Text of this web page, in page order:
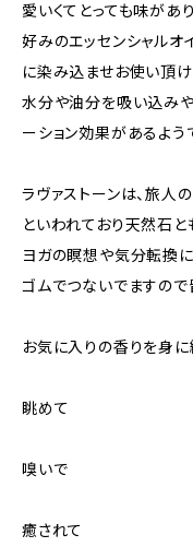
愛いくてとっても味があ
好みのエッセンシャルオ
に染み込ませお使い頂け
水分や油分を吸い込み
ーション効果があるよう
ラヴァストーンは、旅人
といわれており天然石
ヨガの瞑想や気分転換に
ゴムでつないでますの
お気に入りの香りを身に
眺めて
嗅いで
癒されて